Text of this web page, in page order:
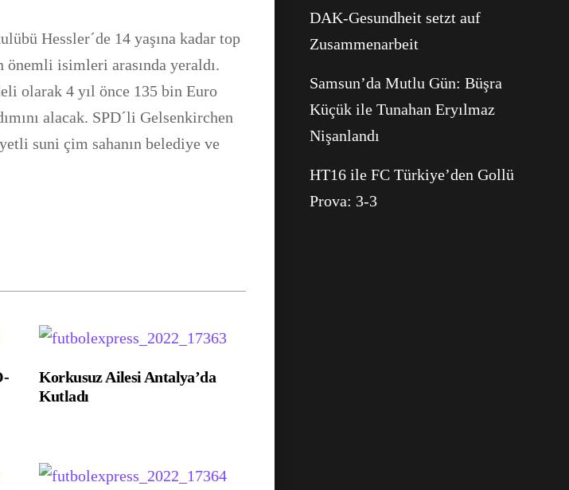
Hessler´de 14 yaşına kadar top
isimleri arasında yeraldı.
olarak 4 yıl önce 135 bin Euro
alacak. SPD´li Gelsenkirchen
suni çim sahanın belediye ve
Korkusuz Ailesi Antalya’da
Kutladı
DAK-Gesundheit setzt auf
Zusammenarbeit
Samsun’da Mutlu Gün: Büşra
Küçük ile Tunahan Eryılmaz
Nişanlandı
HT16 ile FC Türkiye’den Gollü
Prova: 3-3